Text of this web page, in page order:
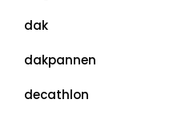
dak
dakpannen
decathlon